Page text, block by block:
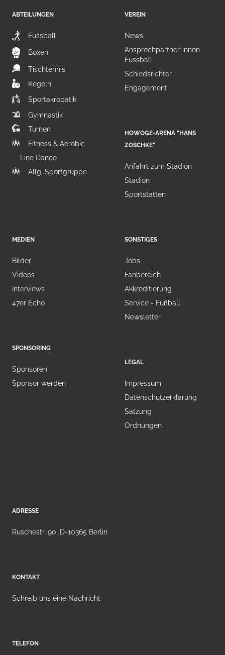
ABTEILUNGEN
Fussball
Boxen
Tischtennis
Kegeln
Sportakrobatik
Gymnastik
Turnen
Fitness & Aerobic
Line Dance
Allg. Sportgruppe
VEREIN
News
Ansprechpartner*innen
Fussball
Schiedsrichter
Engagement
HOWOGE-ARENA "HANS
ZOSCHKE"
Anfahrt zum Stadion
Stadion
Sportstätten
MEDIEN
Bilder
Videos
Interviews
47er Echo
SPONSORING
Sponsoren
Sponsor werden
SONSTIGES
Jobs
Fanbereich
Akkreditierung
Service - Fußball
Newsletter
LEGAL
Impressum
Datenschutzerklärung
Satzung
Ordnungen
ADRESSE
Ruschestr. 90, D-10365 Berlin
KONTAKT
Schreib uns eine Nachricht
TELEFON